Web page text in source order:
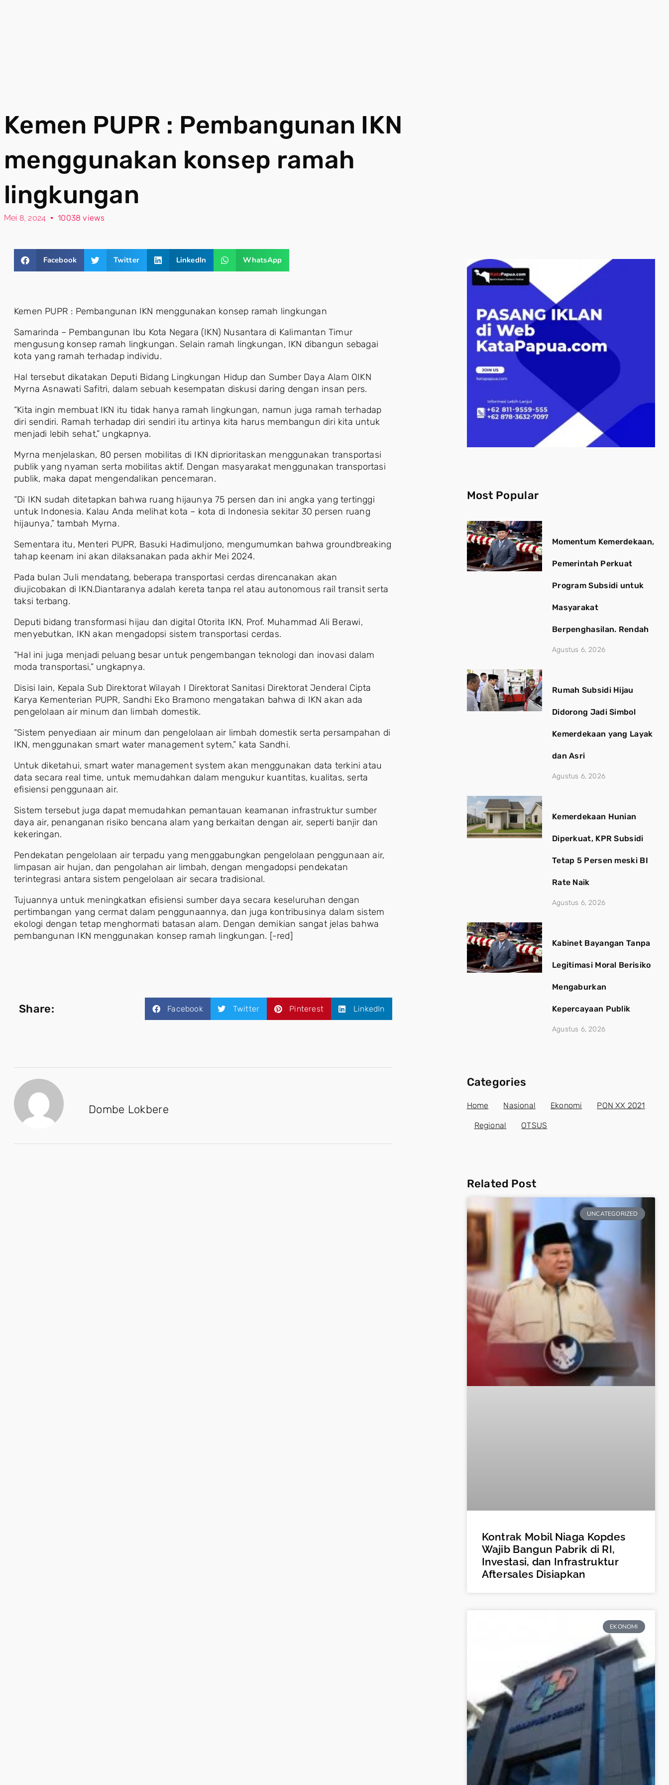
Kemen PUPR : Pembangunan IKN
menggunakan konsep ramah
lingkungan
Mei 8, 2024 10038 views
Facebook Twitter LinkedIn WhatsApp
Kemen PUPR : Pembangunan IKN menggunakan konsep ramah lingkungan
Samarinda – Pembangunan Ibu Kota Negara (IKN) Nusantara di Kalimantan Timur
mengusung konsep ramah lingkungan. Selain ramah lingkungan, IKN dibangun sebagai
kota yang ramah terhadap individu.
Hal tersebut dikatakan Deputi Bidang Lingkungan Hidup dan Sumber Daya Alam OIKN
Myrna Asnawati Safitri, dalam sebuah kesempatan diskusi daring dengan insan pers.
“Kita ingin membuat IKN itu tidak hanya ramah lingkungan, namun juga ramah terhadap
diri sendiri. Ramah terhadap diri sendiri itu artinya kita harus membangun diri kita untuk
menjadi lebih sehat,” ungkapnya.
Myrna menjelaskan, 80 persen mobilitas di IKN diprioritaskan menggunakan transportasi
publik yang nyaman serta mobilitas aktif. Dengan masyarakat menggunakan transportasi
publik, maka dapat mengendalikan pencemaran.
“Di IKN sudah ditetapkan bahwa ruang hijaunya 75 persen dan ini angka yang tertinggi
untuk Indonesia. Kalau Anda melihat kota – kota di Indonesia sekitar 30 persen ruang
hijaunya,” tambah Myrna.
Sementara itu, Menteri PUPR, Basuki Hadimuljono, mengumumkan bahwa groundbreaking
tahap keenam ini akan dilaksanakan pada akhir Mei 2024.
Pada bulan Juli mendatang, beberapa transportasi cerdas direncanakan akan
diujicobakan di IKN.Diantaranya adalah kereta tanpa rel atau autonomous rail transit serta
taksi terbang.
Deputi bidang transformasi hijau dan digital Otorita IKN, Prof. Muhammad Ali Berawi,
menyebutkan, IKN akan mengadopsi sistem transportasi cerdas.
“Hal ini juga menjadi peluang besar untuk pengembangan teknologi dan inovasi dalam
moda transportasi,” ungkapnya.
Disisi lain, Kepala Sub Direktorat Wilayah I Direktorat Sanitasi Direktorat Jenderal Cipta
Karya Kementerian PUPR, Sandhi Eko Bramono mengatakan bahwa di IKN akan ada
pengelolaan air minum dan limbah domestik.
“Sistem penyediaan air minum dan pengelolaan air limbah domestik serta persampahan di
IKN, menggunakan smart water management sytem,” kata Sandhi.
Untuk diketahui, smart water management system akan menggunakan data terkini atau
data secara real time, untuk memudahkan dalam mengukur kuantitas, kualitas, serta
efisiensi penggunaan air.
Sistem tersebut juga dapat memudahkan pemantauan keamanan infrastruktur sumber
daya air, penanganan risiko bencana alam yang berkaitan dengan air, seperti banjir dan
kekeringan.
Pendekatan pengelolaan air terpadu yang menggabungkan pengelolaan penggunaan air,
limpasan air hujan, dan pengolahan air limbah, dengan mengadopsi pendekatan
terintegrasi antara sistem pengelolaan air secara tradisional.
Tujuannya untuk meningkatkan efisiensi sumber daya secara keseluruhan dengan
pertimbangan yang cermat dalam penggunaannya, dan juga kontribusinya dalam sistem
ekologi dengan tetap menghormati batasan alam. Dengan demikian sangat jelas bahwa
pembangunan IKN menggunakan konsep ramah lingkungan. [-red]
Share: Facebook Twitter Pinterest LinkedIn
Dombe Lokbere
Most Popular
Momentum Kemerdekaan,
Pemerintah Perkuat
Program Subsidi untuk
Masyarakat
Berpenghasilan. Rendah
Agustus 6, 2026
Rumah Subsidi Hijau
Didorong Jadi Simbol
Kemerdekaan yang Layak
dan Asri
Agustus 6, 2026
Kemerdekaan Hunian
Diperkuat, KPR Subsidi
Tetap 5 Persen meski BI
Rate Naik
Agustus 6, 2026
Kabinet Bayangan Tanpa
Legitimasi Moral Berisiko
Mengaburkan
Kepercayaan Publik
Agustus 6, 2026
Categories
Home Nasional Ekonomi PON XX 2021
Regional OTSUS
Related Post
UNCATEGORIZED
Kontrak Mobil Niaga Kopdes
Wajib Bangun Pabrik di RI,
Investasi, dan Infrastruktur
Aftersales Disiapkan
EKONOMI